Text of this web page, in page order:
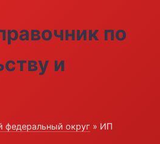
по
и
федеральный округ » ИП